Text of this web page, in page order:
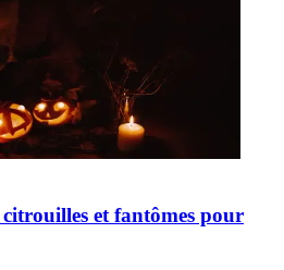
et fantômes pour